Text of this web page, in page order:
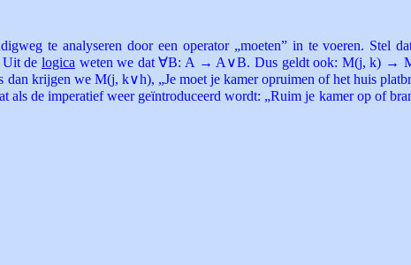
te analyseren door een operator „moeten” in te voeren.
de logica weten we dat ∀B: A → A∨B. Dus geldt ook: M(j, k) →
krijgen we M(j, k∨h), „Je moet je kamer opruimen of het huis
als de imperatief weer geïntroduceerd wordt: „Ruim je kamer op of